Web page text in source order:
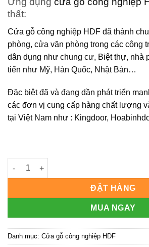
thất:
Cửa gỗ công nghiệp HDF đã thành
phòng, cửa văn phòng trong các công
dân dụng như chung cư, Biệt thự, nhà
tiến như Mỹ, Hàn Quốc, Nhật Bản…
Đặc biệt đã và đang dần phát triển
các đơn vị cung cấp hàng chất lượng
tại Việt Nam như : Kingdoor,
CỬA GỖ CÔNG NGHIỆP HDF KD.4A1-C1
ĐẶT HÀNG
MUA NGAY
Danh mục: Cửa gỗ công nghiệp HDF